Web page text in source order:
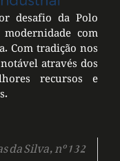
desafio da Polo
com
Com tradição nos
através dos
recursos e
Silva, nº 132